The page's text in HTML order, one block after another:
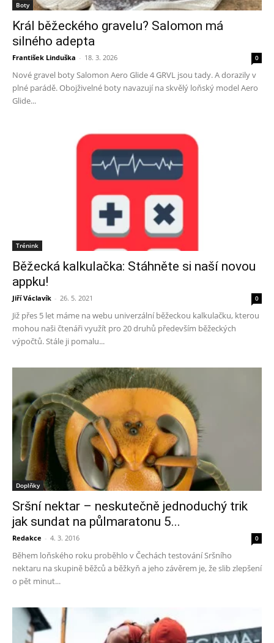
Boty
Král běžeckého gravelu? Salomon má
silného adepta
František Linduška - 18. 3. 2026 0
Nové gravel boty Salomon Aero Glide 4 GRVL jsou tady. A dorazily v
plné parádě. Obojživelné boty navazují na skvělý loňský model Aero
Glide...
Trénink
Běžecká kalkulačka: Stáhněte si naší novou
appku!
Jiří Václavík - 26. 5. 2021 0
Již přes 5 let máme na webu univerzální běžeckou kalkulačku, kterou
mohou naši čtenáři využít pro 20 druhů především běžeckých
výpočtů. Stále ji pomalu...
Doplňky
Sršní nektar – neskutečně jednoduchý trik
jak sundat na půlmaratonu 5...
Redakce - 4. 3. 2016 0
Během loňského roku proběhlo v Čechách testování Sršního
nektaru na skupině běžců a běžkyň a jeho závěrem je, že slib zlepšení
o pět minut...